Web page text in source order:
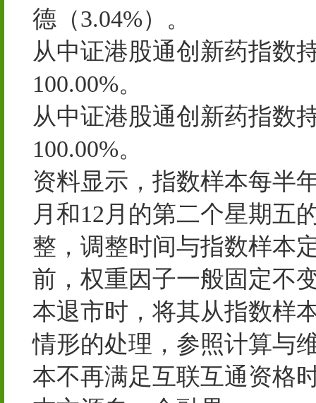
德（3.04%）。
从中证港股通创新药指数
100.00%。
从中证港股通创新药指数
100.00%。
资料显示，指数样本每半
月和12月的第二个星期五
整，调整时间与指数样本
前，权重因子一般固定不
本退市时，将其从指数样
情形的处理，参照计算与
本不再满足互联互通资格